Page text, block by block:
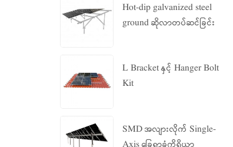
Hot-dip galvanized steel
ground ဆိုလာတပ်ဆင်ခြင်း
L Bracket နှင့် Hanger Bolt
Kit
SMD အလျားလိုက် Single-
Axis ခြေရာခံကိရိယာ